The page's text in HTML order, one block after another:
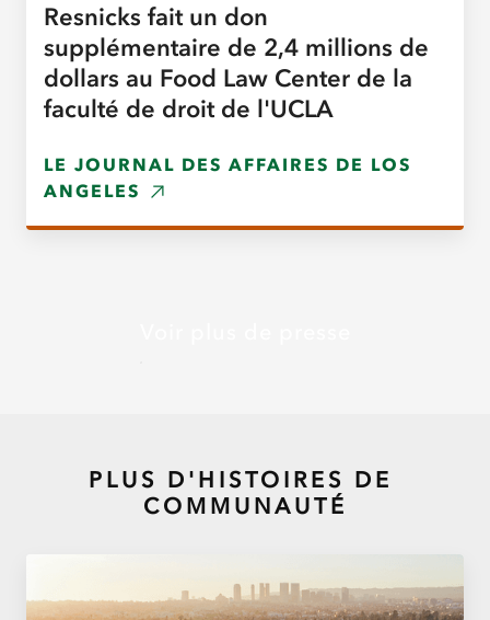
Resnicks fait un don
supplémentaire de 2,4 millions de
dollars au Food Law Center de la
faculté de droit de l'UCLA
LE JOURNAL DES AFFAIRES DE LOS
ANGELES
PLUS D'HISTOIRES DE
COMMUNAUTÉ